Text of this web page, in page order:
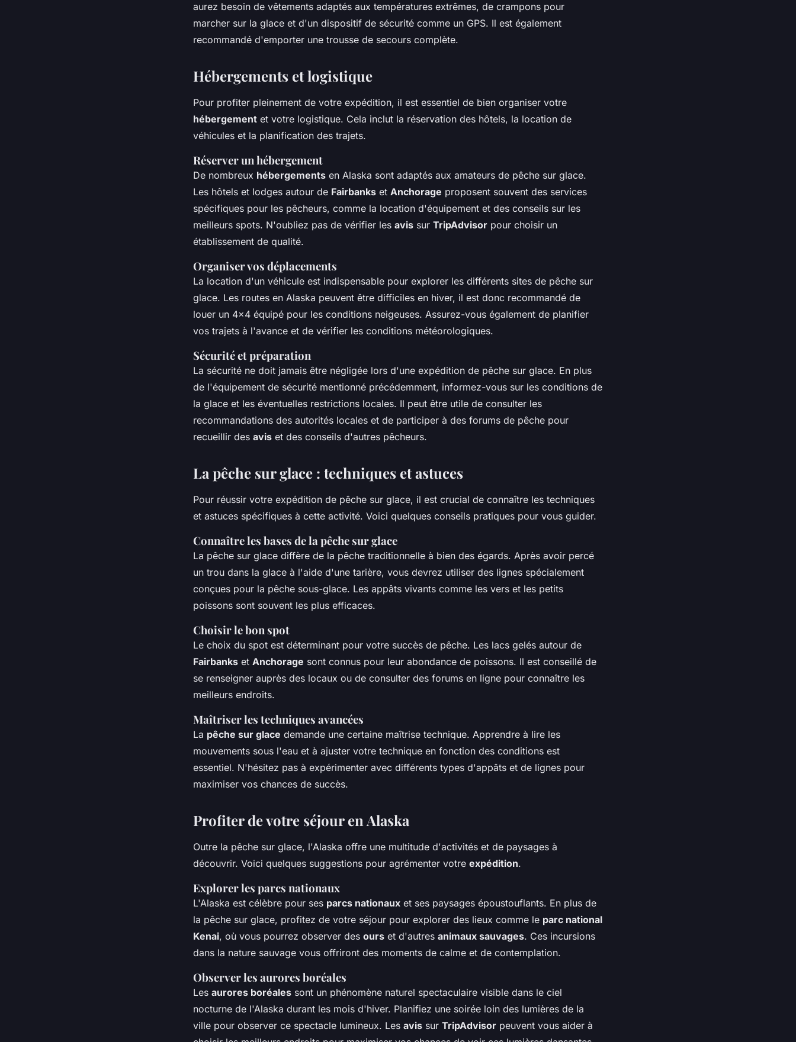
aurez besoin de vêtements adaptés aux températures extrêmes, de crampons pour
marcher sur la glace et d'un dispositif de sécurité comme un GPS. Il est également
recommandé d'emporter une trousse de secours complète.
Hébergements et logistique
Pour profiter pleinement de votre expédition, il est essentiel de bien organiser votre
hébergement et votre logistique. Cela inclut la réservation des hôtels, la location de
véhicules et la planification des trajets.
Réserver un hébergement
De nombreux hébergements en Alaska sont adaptés aux amateurs de pêche sur glace.
Les hôtels et lodges autour de Fairbanks et Anchorage proposent souvent des services
spécifiques pour les pêcheurs, comme la location d'équipement et des conseils sur les
meilleurs spots. N'oubliez pas de vérifier les avis sur TripAdvisor pour choisir un
établissement de qualité.
Organiser vos déplacements
La location d'un véhicule est indispensable pour explorer les différents sites de pêche sur
glace. Les routes en Alaska peuvent être difficiles en hiver, il est donc recommandé de
louer un 4x4 équipé pour les conditions neigeuses. Assurez-vous également de planifier
vos trajets à l'avance et de vérifier les conditions météorologiques.
Sécurité et préparation
La sécurité ne doit jamais être négligée lors d'une expédition de pêche sur glace. En plus
de l'équipement de sécurité mentionné précédemment, informez-vous sur les conditions de
la glace et les éventuelles restrictions locales. Il peut être utile de consulter les
recommandations des autorités locales et de participer à des forums de pêche pour
recueillir des avis et des conseils d'autres pêcheurs.
La pêche sur glace : techniques et astuces
Pour réussir votre expédition de pêche sur glace, il est crucial de connaître les techniques
et astuces spécifiques à cette activité. Voici quelques conseils pratiques pour vous guider.
Connaître les bases de la pêche sur glace
La pêche sur glace diffère de la pêche traditionnelle à bien des égards. Après avoir percé
un trou dans la glace à l'aide d'une tarière, vous devrez utiliser des lignes spécialement
conçues pour la pêche sous-glace. Les appâts vivants comme les vers et les petits
poissons sont souvent les plus efficaces.
Choisir le bon spot
Le choix du spot est déterminant pour votre succès de pêche. Les lacs gelés autour de
Fairbanks et Anchorage sont connus pour leur abondance de poissons. Il est conseillé de
se renseigner auprès des locaux ou de consulter des forums en ligne pour connaître les
meilleurs endroits.
Maîtriser les techniques avancées
La pêche sur glace demande une certaine maîtrise technique. Apprendre à lire les
mouvements sous l'eau et à ajuster votre technique en fonction des conditions est
essentiel. N'hésitez pas à expérimenter avec différents types d'appâts et de lignes pour
maximiser vos chances de succès.
Profiter de votre séjour en Alaska
Outre la pêche sur glace, l'Alaska offre une multitude d'activités et de paysages à
découvrir. Voici quelques suggestions pour agrémenter votre expédition.
Explorer les parcs nationaux
L'Alaska est célèbre pour ses parcs nationaux et ses paysages époustouflants. En plus de
la pêche sur glace, profitez de votre séjour pour explorer des lieux comme le parc national
Kenai, où vous pourrez observer des ours et d'autres animaux sauvages. Ces incursions
dans la nature sauvage vous offriront des moments de calme et de contemplation.
Observer les aurores boréales
Les aurores boréales sont un phénomène naturel spectaculaire visible dans le ciel
nocturne de l'Alaska durant les mois d'hiver. Planifiez une soirée loin des lumières de la
ville pour observer ce spectacle lumineux. Les avis sur TripAdvisor peuvent vous aider à